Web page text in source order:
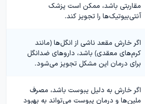
مقاربتی باشد، ممکن است پزشک
آنتی‌بیوتیک‌ها را تجویز کند.
اگر خارش مقعد ناشی از انگل‌ها (مانند
کرم‌های معقدی) باشد، داروهای ضدانگل
برای درمان این مشکل تجویز می‌شود.
اگر خارش به دلیل یبوست باشد، مصرف
ملین‌ها و درمان یبوست می‌تواند به بهبود